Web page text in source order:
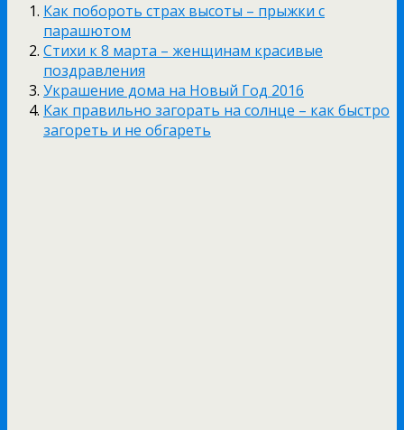
Как побороть страх высоты – прыжки с
парашютом
Стихи к 8 марта – женщинам красивые
поздравления
Украшение дома на Новый Год 2016
Как правильно загорать на солнце – как быстро
загореть и не обгареть